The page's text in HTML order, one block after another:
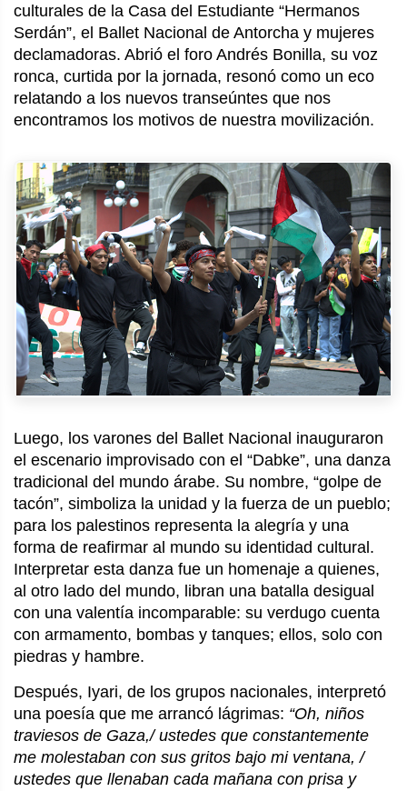
culturales de la Casa del Estudiante “Hermanos
Serdán”, el Ballet Nacional de Antorcha y mujeres
declamadoras. Abrió el foro Andrés Bonilla, su voz
ronca, curtida por la jornada, resonó como un eco
relatando a los nuevos transeúntes que nos
encontramos los motivos de nuestra movilización.
Luego, los varones del Ballet Nacional inauguraron
el escenario improvisado con el “Dabke”, una danza
tradicional del mundo árabe. Su nombre, “golpe de
tacón”, simboliza la unidad y la fuerza de un pueblo;
para los palestinos representa la alegría y una
forma de reafirmar al mundo su identidad cultural.
Interpretar esta danza fue un homenaje a quienes,
al otro lado del mundo, libran una batalla desigual
con una valentía incomparable: su verdugo cuenta
con armamento, bombas y tanques; ellos, solo con
piedras y hambre.
Después, Iyari, de los grupos nacionales, interpretó
una poesía que me arrancó lágrimas: “Oh, niños
traviesos de Gaza,/ ustedes que constantemente
me molestaban con sus gritos bajo mi ventana, /
ustedes que llenaban cada mañana con prisa y